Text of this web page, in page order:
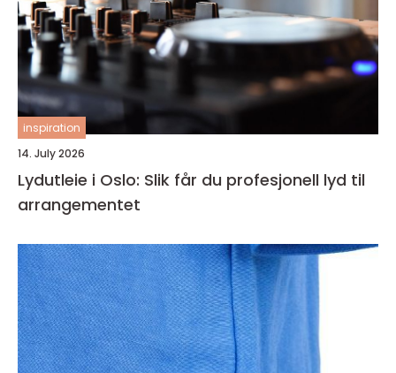
inspiration
14. July 2026
Lydutleie i Oslo: Slik får du profesjonell lyd til
arrangementet